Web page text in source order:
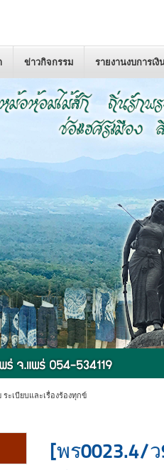
ข่าวกิจกรรม รายงานงบการเงิ
ะเบียบและเรื่องร้องทุกข์
[พร0023.4/